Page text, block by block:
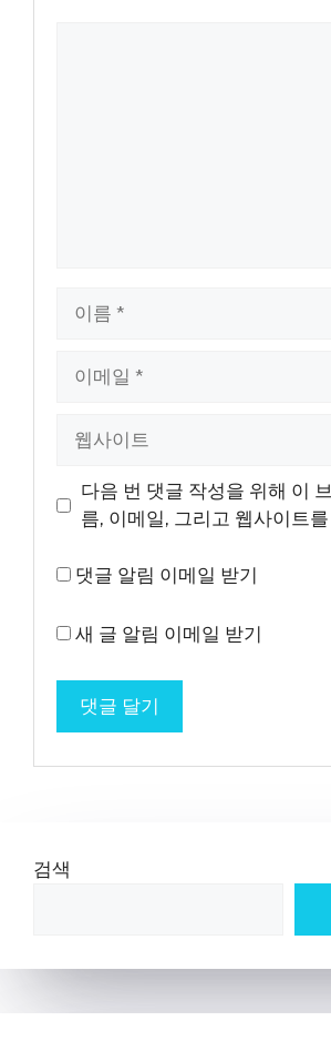
트
다음 번 댓글 작성을 위해 이
름, 이메일, 그리고 웹사이트
댓글 알림 이메일 받기
새 글 알림 이메일 받기
검색